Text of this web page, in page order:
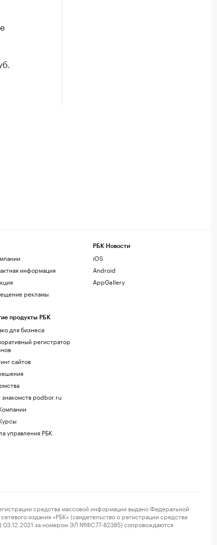
информация
рекламы
продукты РБК
для бизнеса
регистратор
сайтов
знакомств podbor.ru
управления РБК
РБК Новости
iOS
Android
AppGallery
средства массовой информации выдано Федеральной
издания «РБК» (свидетельство о регистрации средства
03.12.2021 за номером ЭЛ №ФС77-82385) сопровождаются